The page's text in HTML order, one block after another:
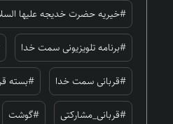
#خیریه حضرت خدیجه علیها
#برنامه تلویزیونی سمت خدا
#قربانی سمت خدا #بسته
#قربانی_مشارکتی #گوشت